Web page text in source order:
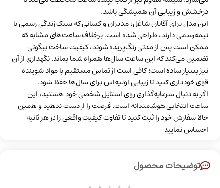
درخشش و زیبایی آن همیشگی باشد.
این مدل برای آقایان شاغل، مدیران و کسانی که سبک زندگی رسمی یا
نیمه‌رسمی دارند، طراحی شده است. برخلاف ساعت‌های مشابه که
ممکن است پس از مدتی رنگ‌پریده شوند، کیفیت ساخت بیگوتی
تضمین می‌کند که این ساعت سال‌ها همراه شما بماند. نگهداری از آن
نیز بسیار ساده است؛ کافی است از تماس مستقیم با مواد شوینده
قوی خودداری کنید تا زیبایی اولیه‌اش برای سال‌ها حفظ شود.
اگر به دنبال سرمایه‌گذاری روی استایل شخصی خود هستید، این
ساعت انتخابی هوشمندانه است. فرصت را از دست ندهید و همین
حالا سفارش خود را ثبت کنید تا تفاوت کیفیت واقعی را در هر ثانیه
احساس نمایید
توضیحات محصول